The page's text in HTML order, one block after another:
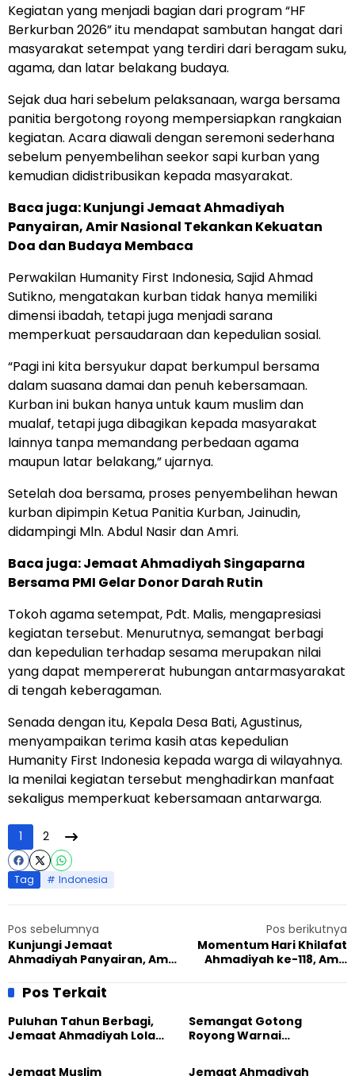
Kegiatan yang menjadi bagian dari program “HF
Berkurban 2026” itu mendapat sambutan hangat dari
masyarakat setempat yang terdiri dari beragam suku,
agama, dan latar belakang budaya.
Sejak dua hari sebelum pelaksanaan, warga bersama
panitia bergotong royong mempersiapkan rangkaian
kegiatan. Acara diawali dengan seremoni sederhana
sebelum penyembelihan seekor sapi kurban yang
kemudian didistribusikan kepada masyarakat.
Baca juga:Kunjungi Jemaat Ahmadiyah
Panyairan, Amir Nasional Tekankan Kekuatan
Doa dan Budaya Membaca
Perwakilan Humanity First Indonesia, Sajid Ahmad
Sutikno, mengatakan kurban tidak hanya memiliki
dimensi ibadah, tetapi juga menjadi sarana
memperkuat persaudaraan dan kepedulian sosial.
“Pagi ini kita bersyukur dapat berkumpul bersama
dalam suasana damai dan penuh kebersamaan.
Kurban ini bukan hanya untuk kaum muslim dan
mualaf, tetapi juga dibagikan kepada masyarakat
lainnya tanpa memandang perbedaan agama
maupun latar belakang,” ujarnya.
Setelah doa bersama, proses penyembelihan hewan
kurban dipimpin Ketua Panitia Kurban, Jainudin,
didampingi Mln. Abdul Nasir dan Amri.
Baca juga:Jemaat Ahmadiyah Singaparna
Bersama PMI Gelar Donor Darah Rutin
Tokoh agama setempat, Pdt. Malis, mengapresiasi
kegiatan tersebut. Menurutnya, semangat berbagi
dan kepedulian terhadap sesama merupakan nilai
yang dapat mempererat hubungan antarmasyarakat
di tengah keberagaman.
Senada dengan itu, Kepala Desa Bati, Agustinus,
menyampaikan terima kasih atas kepedulian
Humanity First Indonesia kepada warga di wilayahnya.
Ia menilai kegiatan tersebut menghadirkan manfaat
sekaligus memperkuat kebersamaan antarwarga.
1 2
Tag Indonesia
Pos sebelumnya
Kunjungi Jemaat
Ahmadiyah Panyairan, Amir
Kekuatan Doa dan Budaya
Membaca
Pos berikutnya
Momentum Hari Khilafat
Ahmadiyah ke-118, Amir
Center Ciparay
Pos Terkait
Puluhan Tahun Berbagi,
Jemaat Ahmadiyah Lolak
Sembako kepada Warga
Semangat Gotong
Royong Warnai
Masjid di Jemaat
Jemaat Muslim Jemaat Ahmadiyah